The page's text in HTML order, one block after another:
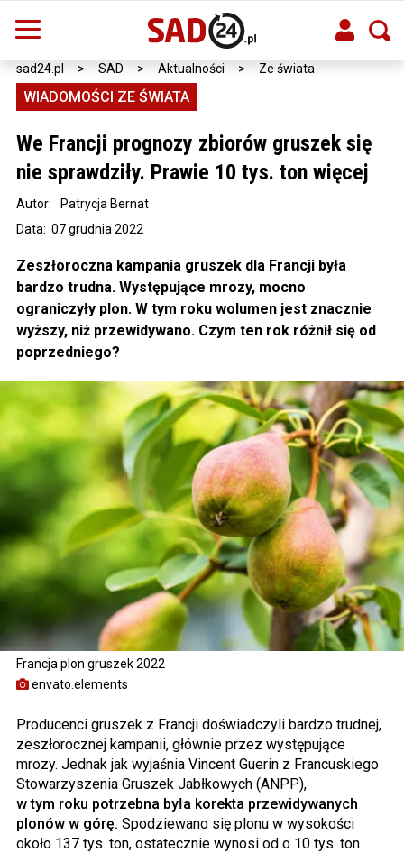
sad24.pl > SAD > Aktualności > Ze świata
Francja plon gruszek 2022
envato.elements
WIADOMOŚCI ZE ŚWIATA
We Francji prognozy zbiorów gruszek się
nie sprawdziły. Prawie 10 tys. ton więcej
Data: 07 grudnia 2022
Autor: Patrycja Bernat
Zeszłoroczna kampania gruszek dla Francji była
bardzo trudna. Występujące mrozy, mocno
ograniczyły plon. W tym roku wolumen jest znacznie
wyższy, niż przewidywano. Czym ten rok różnił się od
poprzedniego?
Producenci gruszek z Francji doświadczyli bardzo trudnej,
zeszłorocznej kampanii, głównie przez występujące
mrozy. Jednak jak wyjaśnia Vincent Guerin z Francuskiego
Stowarzyszenia Gruszek Jabłkowych (ANPP),
w tym roku potrzebna była korekta przewidywanych
plonów w górę. Spodziewano się plonu w wysokości
około 137 tys. ton, ostatecznie wynosi od o 10 tys. ton